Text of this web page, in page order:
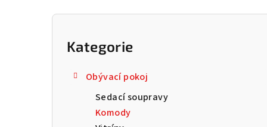
P
Přeskočit
kategorie
Kategorie
Obývací pokoj
Sedací soupravy
Komody